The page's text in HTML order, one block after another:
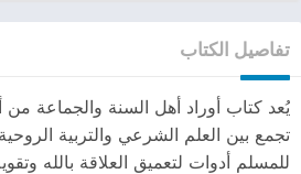
تفاصيل الكتاب
يُعد كتاب أوراد أهل السنة والجماعة من
تجمع بين العلم الشرعي والتربية
للمسلم أدوات لتعميق العلاقة بالله